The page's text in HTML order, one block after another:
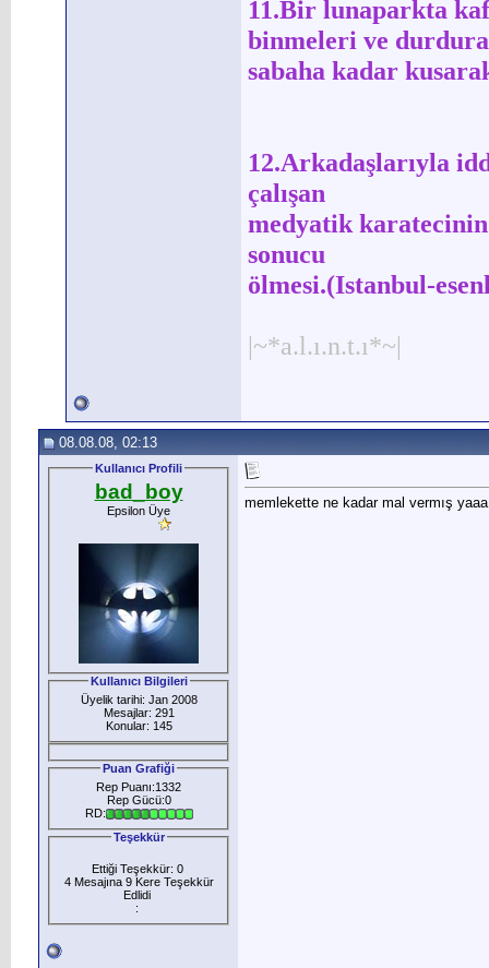
11.Bir lunaparkta
binmeleri ve
sabaha kadar
12.Arkadaşlarıyla
çalışan
medyatik karatecinin
sonucu
ölmesi.(Istanbul-
|~*a.l.ı.n.t.ı*~|
08.08.08, 02:13
Kullanıcı Profili
bad_boy
Epsilon Üye
Kullanıcı Bilgileri
Üyelik tarihi: Jan 2008
Mesajlar: 291
Konular: 145
Puan Grafiği
Rep Puanı:1332
Rep Gücü:0
RD:
Teşekkür
Ettiği Teşekkür: 0
4 Mesajına 9 Kere Teşekkür
Edlidi
:
memlekette ne kadar mal vermış